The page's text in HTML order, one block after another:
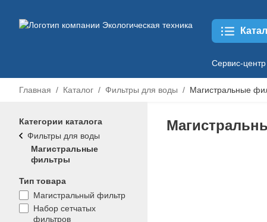
Сервис-центр
Главная Каталог Фильтры для воды Магистральные
Категории каталога
Фильтры для воды
Магистральные
фильтры
Тип товара
Магистральный фильтр
Набор сетчатых
фильтров